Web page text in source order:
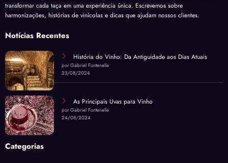
transformar cada taça em uma experiência única. Escrevemos sobre
harmonizações, histórias de vinícolas e dicas que ajudam nossos clientes.
Notícias Recentes
História do Vinho: Da Antiguidade aos Dias Atuais
por Gabriel Fontenelle
23/08/2024
As Principais Uvas para Vinho
por Gabriel Fontenelle
24/08/2024
Categorias